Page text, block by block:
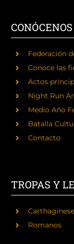
CONÓCENOS
Federación
Conoce las
Actos
Night Run
Medio Año
Batalla
Contacto
TROPAS Y
Romanos